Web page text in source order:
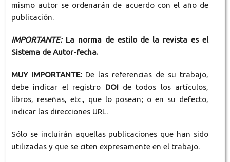
mismo autor se ordenarán de acuerdo con el año de
publicación.
IMPORTANTE:La norma de estilo de la revista es el
Sistema de Autor-fecha.
MUY IMPORTANTE: De las referencias de su trabajo,
debe indicar el registro DOIde todos los artículos,
libros, reseñas, etc., que lo posean; o en su defecto,
indicar las direcciones URL.
Sólo se incluirán aquellas publicaciones que han sido
utilizadas y que se citen expresamente en el trabajo.